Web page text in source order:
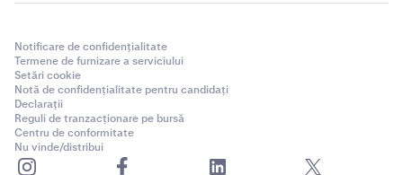
Notificare de confidențialitate
Termene de furnizare a serviciului
Setări cookie
Notă de confidențialitate pentru candidați
Declarații
Reguli de tranzacționare pe bursă
Centru de conformitate
Nu vinde/distribui